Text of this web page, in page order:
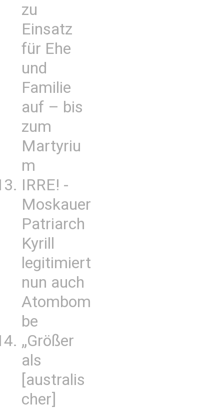
zu
Einsatz
für Ehe
und
Familie
auf – bis
zum
Martyriu
m
IRRE! -
Moskauer
Patriarch
Kyrill
legitimiert
nun auch
Atombom
be
„Größer
als
[australis
cher]